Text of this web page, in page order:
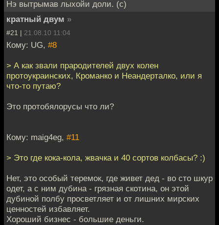
Нэ вытрымав лыхойи доли. (с)
кратный двум »
#21 | 21.08.10 11:04
Кому: UG, #8
> А как звали прародителей двух колен
протоукраинских, Кроманко и Неандерталко, или я
что-то путаю?
Это протобялорусы что ли?
Кому: maig4eg, #11
> Это где кока-кола, жвачка и 40 сортов колбасы? :)
Нет, это особый теремок, где живет дед - во сто шкур
одет, а с ним дубина - грязная скотина, он этой
дубиной полбу просветляет и от лишних мирских
ценностей избавляет.
Хороший бизнес - большие деньги.